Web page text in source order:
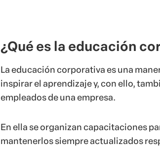
¿Qué es la educación
La educación corporativa es una
inspirar el aprendizaje y, con ello,
empleados de una empresa.
En ella se organizan capacitaciones
mantenerlos siempre actualizados